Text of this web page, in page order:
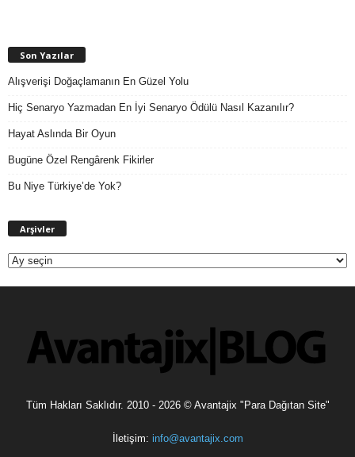
Son Yazılar
Alışverişi Doğaçlamanın En Güzel Yolu
Hiç Senaryo Yazmadan En İyi Senaryo Ödülü Nasıl Kazanılır?
Hayat Aslında Bir Oyun
Bugüne Özel Rengârenk Fikirler
Bu Niye Türkiye’de Yok?
Arşivler
Tüm Hakları Saklıdır. 2010 - 2026 © Avantajix "Para Dağıtan Site"
İletişim: info@avantajix.com